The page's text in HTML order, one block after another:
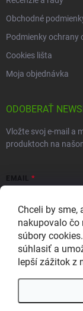
Chceli by sme,
nakupovalo čo
súbory
súhlasiť a
lepší zážitok z
Obchodné
Podmienky ochrany
Cookies lišta
Moja objednávka
ODOBERAŤ
Vložte svoj e-mail a
produktoch na
EMAIL
Vložením e-mailu
marketingových
údajov.
Prihlásiť sa